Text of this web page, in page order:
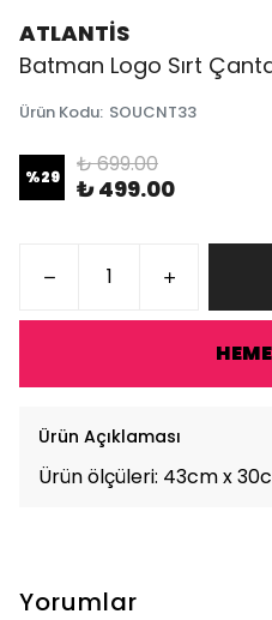
ATLANTİS
Batman Logo Sırt
Ürün Kodu: SOUCNT33
%29 ₺ 699.00
₺ 499.00
Ürün Açıklaması
Ürün ölçüleri: 43cm x
Yorumlar